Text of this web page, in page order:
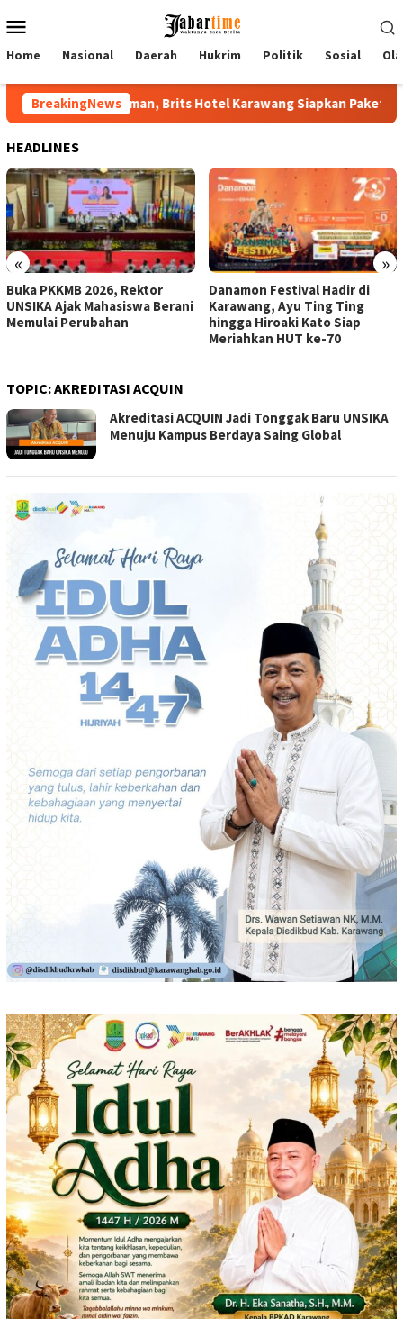
to
Menu
Home Nasional Daerah Hukrim Politik Sosial
BreakingNews
Hotel Karawang Siapkan Paket VIP Buka PKKMB
HEADLINES
« »
Buka PKKMB 2026, Rektor
UNSIKA Ajak Mahasiswa Berani
Memulai Perubahan
Danamon Festival Hadir di
Karawang, Ayu Ting Ting
hingga Hiroaki Kato Siap
Meriahkan HUT ke-70
TOPIC:AKREDITASI ACQUIN
Akreditasi ACQUIN Jadi Tonggak Baru UNSIKA
Menuju Kampus Berdaya Saing Global